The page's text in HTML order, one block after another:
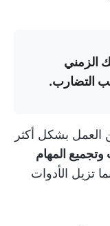
الزمني
التضارب.
بشكل أكثر
المهام
تزيل الأدوات